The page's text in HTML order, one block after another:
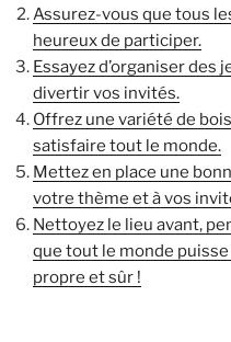
Assurez-vous que tous
heureux de participer.
Essayez d’organiser des
divertir vos invités.
Offrez une variété de
satisfaire tout le monde.
Mettez en place une
votre thème et à vos
Nettoyez le lieu avant,
que tout le monde
propre et sûr !